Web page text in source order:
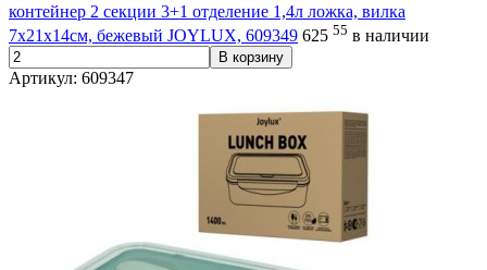
контейнер 2 секции 3+1 отделение 1,4л ложка, вилка
7х21х14см, бежевый JOYLUX, 609349 625 55 в наличии
В корзину
Артикул: 609347